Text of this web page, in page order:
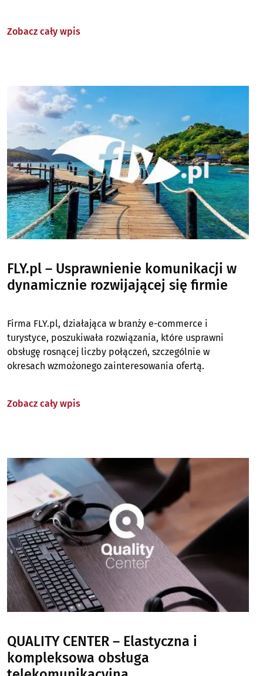
Zobacz cały wpis
Image
FLY.pl – Usprawnienie komunikacji w
dynamicznie rozwijającej się firmie
Firma FLY.pl, działająca w branży e-commerce i
turystyce, poszukiwała rozwiązania, które usprawni
obsługę rosnącej liczby połączeń, szczególnie w
okresach wzmożonego zainteresowania ofertą.
Zobacz cały wpis
Image
QUALITY CENTER – Elastyczna i
kompleksowa obsługa